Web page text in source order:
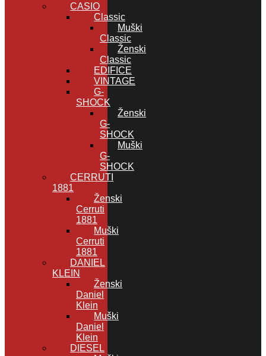
CASIO
Classic
Muški
Classic
Ženski
Classic
EDIFICE
VINTAGE
G-
SHOCK
Ženski
G-
SHOCK
Muški
G-
SHOCK
CERRUTI
1881
Ženski
Cerruti
1881
Muški
Cerruti
1881
DANIEL
KLEIN
Ženski
Daniel
Klein
Muški
Daniel
Klein
DIESEL